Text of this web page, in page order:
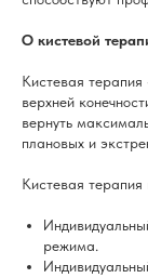
О кистевой
Кистевая терапия
верхней
вернуть
плановых и
Кистевая
режима.